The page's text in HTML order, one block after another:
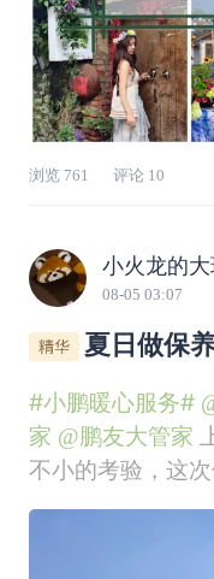
浏览 761 评论 10
小火龙的
08-05 03:07
夏日做保
#小鹏暖心服务#
家 @鹏友大管家
不小的考验，这
感觉做鹏友幸福
季免费检测，师